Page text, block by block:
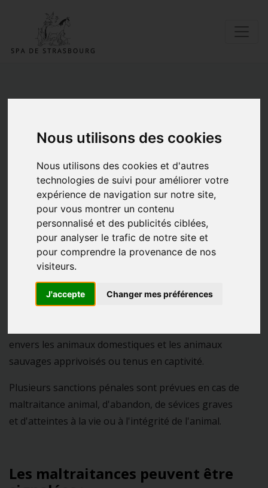
Nous utilisons des cookies
Nous utilisons des cookies et d'autres
technologies de suivi pour améliorer votre
expérience de navigation sur notre site,
pour vous montrer un contenu
personnalisé et des publicités ciblées,
pour analyser le trafic de notre site et
pour comprendre la provenance de nos
visiteurs.
J'accepte Changer mes préférences
maltraitance animales
Conseils Maltraitance Animale
envers les animaux domestiques et les animaux
sauvages apprivoisés ou tenus en captivité.
Plusieurs sanctions pénales sont prévues en cas de
maltraitance animal, d'abandon, de sévices graves
et d'atteintes à la vie ou à l'intégrité de l'animal.
Les maltraitances peuvent être